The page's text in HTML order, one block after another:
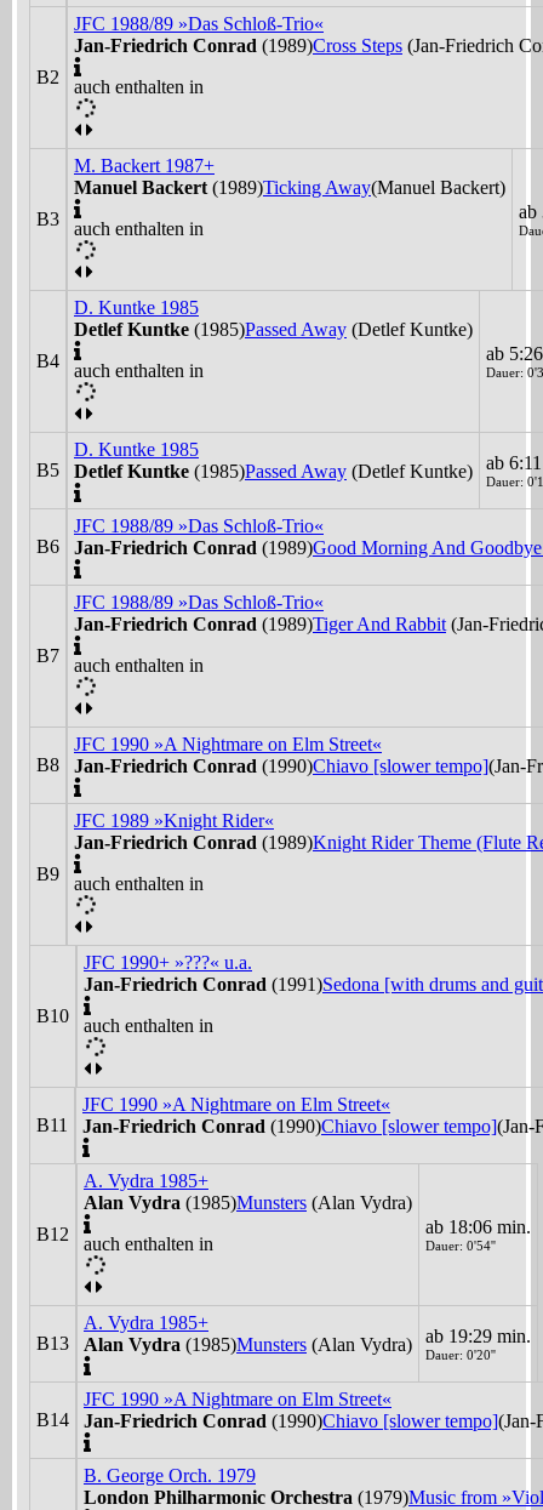
B2
JFC 1988/89 »Das Schloß-Trio«
Jan-Friedrich Conrad (1989)Cross Steps (Jan-Friedrich
auch enthalten in
B3
M. Backert 1987+
Manuel Backert (1989)Ticking Away(Manuel Backert)
auch enthalten in
ab
B4
D. Kuntke 1985
Detlef Kuntke (1985)Passed Away (Detlef Kuntke)
auch enthalten in
ab
Dauer:
B5
D. Kuntke 1985
Detlef Kuntke (1985)Passed Away (Detlef Kuntke) ab
Dauer:
B6
JFC 1988/89 »Das Schloß-Trio«
Jan-Friedrich Conrad (1989)Good Morning And
B7
JFC 1988/89 »Das Schloß-Trio«
Jan-Friedrich Conrad (1989)Tiger And Rabbit (Jan-
auch enthalten in
B8
JFC 1990 »A Nightmare on Elm Street«
Jan-Friedrich Conrad (1990)Chiavo [slower tempo](Jan-
B9
JFC 1989 »Knight Rider«
Jan-Friedrich Conrad (1989)Knight Rider Theme (Flute
auch enthalten in
B10
JFC 1990+ »???« u.a.
Jan-Friedrich Conrad (1991)Sedona [with drums and
auch enthalten in
B11
JFC 1990 »A Nightmare on Elm Street«
Jan-Friedrich Conrad (1990)Chiavo [slower tempo](Jan-
B12
A. Vydra 1985+
Alan Vydra (1985)Munsters (Alan Vydra)
auch enthalten in
ab 18:06 min.
Dauer: 0'54''
B13
A. Vydra 1985+
Alan Vydra (1985)Munsters (Alan Vydra) ab 19:29 min.
Dauer: 0'20''
B14
JFC 1990 »A Nightmare on Elm Street«
Jan-Friedrich Conrad (1990)Chiavo [slower tempo](Jan-
B. George Orch. 1979
London Philharmonic Orchestra (1979)Music from